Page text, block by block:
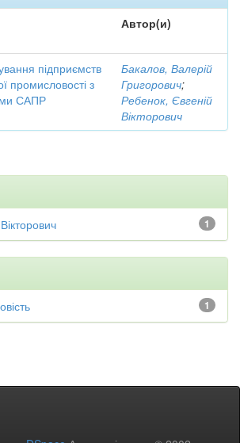
Автор(и)
підприємств
промисловості з
САПР
Бакалов, Валерій
Григорович;
Ребенок, Євгеній
Вікторович
1
1